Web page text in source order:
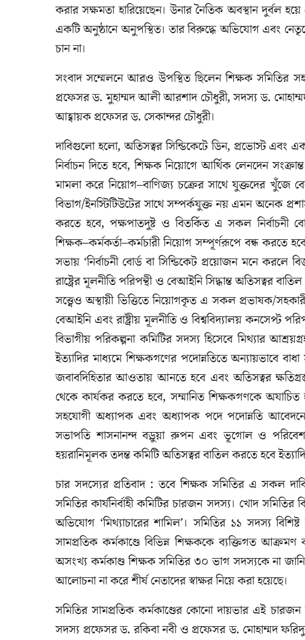
করার সক্ষমতা হারিয়েছেন। উনার নৈতিক অবস্থান দুর্বল হয়ে
একটি অনুষ্ঠানে অনুপস্থিত। তার বিরুদ্ধে অভিযোগ এবং
চান না।
সংবাদ সম্মেলনে আরও উপস্থিত ছিলেন শিক্ষক সমিতির
প্রফেসর ড. মুহাম্মদ আলী আরশাদ চৌধুরী, সদস্য ড.
আহ্বায়ক প্রফেসর ড. সেকান্দর চৌধুরী।
দাবিগুলো হলো, অতিসত্বর সিন্ডিকেটে ডিন, প্রভোস্ট এবং
নির্বাচন দিতে হবে, শিক্ষক নিয়োগে আর্থিক লেনদেন
মামলা করে নিয়োগ–বাণিজ্য চক্রের সাথে যুক্তদের খুঁজে
বিভাগ/ইনস্টিটিউটের সাথে সম্পর্কযুক্ত নয় এমন অনেক
করতে হবে, পক্ষপাতদুষ্ট ও বিতর্কিত এ সকল নির্বাচনী
শিক্ষক–কর্মকর্তা–কর্মচারী নিয়োগ সম্পূর্ণরূপে বন্ধ
সভায় ‘নির্বাচনী বোর্ড বা সিন্ডিকেট প্রয়োজন মনে করলে
রাষ্ট্রের মূলনীতি পরিপন্থী ও বেআইনি সিদ্ধান্ত অতিসত্বর
সত্ত্বেও অস্থায়ী ভিত্তিতে নিয়োগকৃত এ সকল প্রভাষক/
বেআইনি এবং রাষ্ট্রীয় মূলনীতি ও বিশ্ববিদ্যালয় কনসেপ্ট
বিভাগীয় পরিকল্পনা কমিটির সদস্য হিসেবে মিথ্যার
ইত্যাদির মাধ্যমে শিক্ষকগণের পদোন্নতিতে অন্যায়ভাবে
জবাবদিহিতার আওতায় আনতে হবে এবং অতিসত্বর
থেকে কার্যকর করতে হবে, সম্মানিত শিক্ষকগণকে অযাচিত
সহযোগী অধ্যাপক এবং অধ্যাপক পদে পদোন্নতি
সভাপতি শাসনানন্দ বড়ুয়া রুপন এবং ভূগোল ও
হয়রানিমূলক তদন্ত কমিটি অতিসত্বর বাতিল করতে হবে
চার সদস্যের প্রতিবাদ : তবে শিক্ষক সমিতির এ সকল
সমিতির কার্যনির্বাহী কমিটির চারজন সদস্য। খোদ
অভিযোগ ‘মিথ্যাচারের শামিল’। সমিতির ১১ সদস্য
সামপ্রতিক কর্মকাণ্ডে বিভিন্ন শিক্ষককে ব্যক্তিগত আক্রমণ
অসংখ্য কর্মকাণ্ড শিক্ষক সমিতির ৩০ ভাগ সদস্যকে না
আলোচনা না করে শীর্ষ নেতাদের স্বাক্ষর নিয়ে করা হয়েছে।
সমিতির সামপ্রতিক কর্মকাণ্ডের কোনো দায়ভার এই
সদস্য প্রফেসর ড. রকিবা নবী ও প্রফেসর ড. মোহাম্মদ